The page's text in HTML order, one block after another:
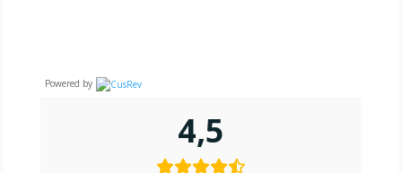
Powered by
4,5